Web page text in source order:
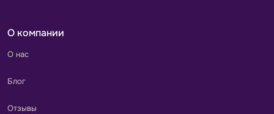
О компании
О нас
Блог
Отзывы